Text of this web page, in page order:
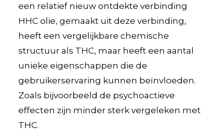
een relatief nieuw ontdekte verbinding
HHC olie, gemaakt uit deze verbinding,
heeft een vergelijkbare chemische
structuur als THC, maar heeft een aantal
unieke eigenschappen die de
gebruikerservaring kunnen beïnvloeden.
Zoals bijvoorbeeld de psychoactieve
effecten zijn minder sterk vergeleken met
THC.